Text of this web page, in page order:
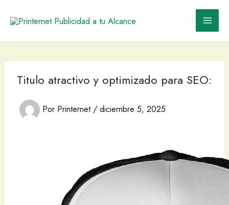
Titulo atractivo y optimizado para SEO:
Por Printernet / diciembre 5, 2025